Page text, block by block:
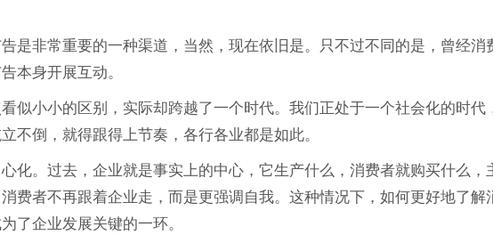
是非常重要的一种渠道，当然，现在依旧是。只不过不同的是，曾经消
本身开展互动。
似小小的区别，实际却跨越了一个时代。我们正处于一个社会化的时代
不倒，就得跟得上节奏，各行各业都是如此。
化。过去，企业就是事实上的中心，它生产什么，消费者就购买什么，
费者不再跟着企业走，而是更强调自我。这种情况下，如何更好地了解
了企业发展关键的一环。